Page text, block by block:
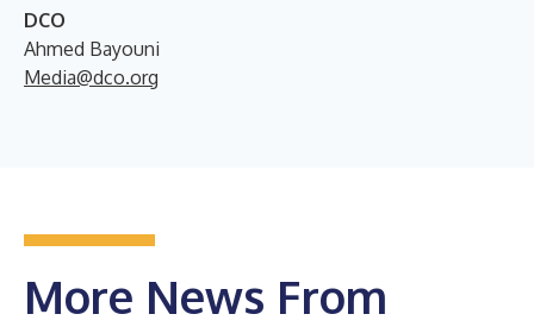
DCO
Ahmed Bayouni
Media@dco.org
More News From